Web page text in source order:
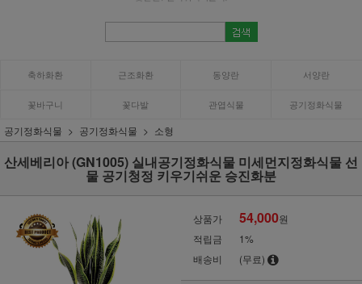
축하화환 근조화환 동양란 서양란
꽃바구니 꽃다발 관엽식물 공기정화식물
공기정화식물 공기정화식물 소형
산세베리아 (GN1005) 실내공기정화식물 미세먼지정화식물 선
물 공기청정 키우기쉬운 승진화분
상품가 54,000원
적립금
1%
배송비
(무료)